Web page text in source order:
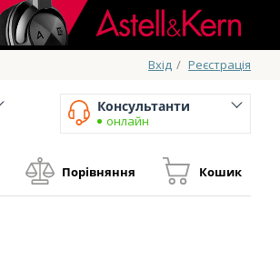
Вхід / Реєстрація
Консультанти
онлайн
Порівняння Кошик